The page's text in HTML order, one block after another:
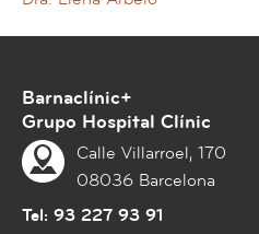
Barnaclínic+
Grupo Hospital Clínic
Calle Villarroel, 170
08036 Barcelona
Tel: 93 227 93 91